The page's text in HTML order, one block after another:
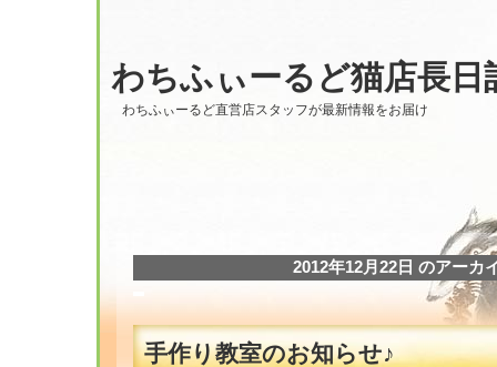
わちふぃーるど猫店長日
わちふぃーるど直営店スタッフが最新情報をお届け
2012年12月22日 のアーカ
手作り教室のお知らせ♪